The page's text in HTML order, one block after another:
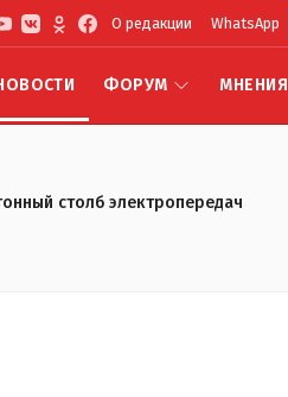
О редакции WhatsApp
ФОРУМ МНЕНИЯ
столб электропередач